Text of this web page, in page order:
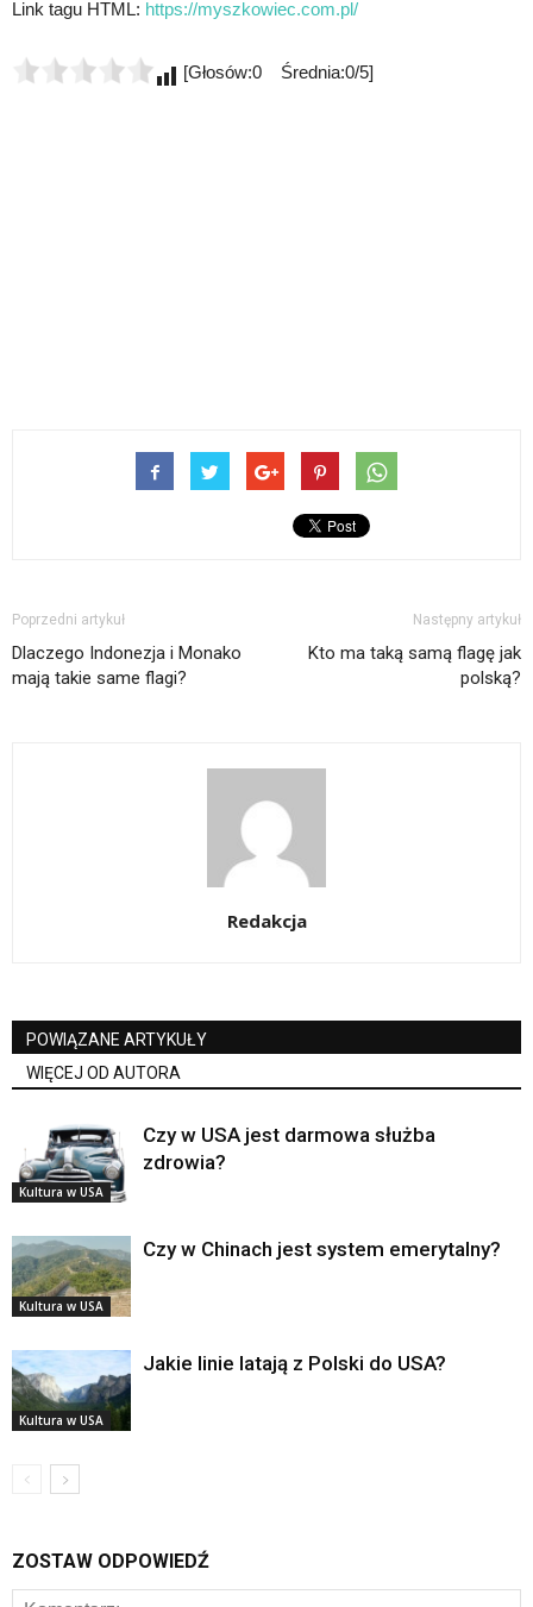
Link tagu HTML: https://myszkowiec.com.pl/
[Głosów:0 Średnia:0/5]
Poprzedni artykuł
Dlaczego Indonezja i Monako
mają takie same flagi?
Następny artykuł
Kto ma taką samą flagę jak
polską?
Redakcja
POWIĄZANE ARTYKUŁY
WIĘCEJ OD AUTORA
Kultura w USA
Czy w USA jest darmowa służba
zdrowia?
Kultura w USA
Czy w Chinach jest system emerytalny?
Kultura w USA
Jakie linie latają z Polski do USA?
ZOSTAW ODPOWIEDŹ